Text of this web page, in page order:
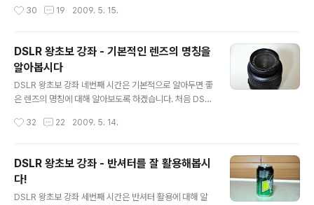
스피드가 빠르고 느리면 어떤 차이가? 아래 사진 시계의 초
요, 조리개한 한마디로 렌즈에서 빛의 양을 조절해 주는 것
하는데요, F값이 작으면 조리개가 열려있어 빛을 많이 받을
수 있고, F값이 크면 조리개가 닫혀져서 빛을 적게 받습니
다. 빛을 많이 받을수 있느냐 적게 받을수 있느냐는 셔터스
피드에 당연히 영향을 주겠죠? 2. 셔터스피드와의 관계?
만약 같은 밝기의 사진을 얻으려고 할때, F값이 작으면 빛
값이 크면 빛이 적게 들어오니 셔터를 오래 열었다가 닫아
30 19 2009. 5. 15.
DSLR 왕초보 강좌 - 기본적인 렌즈의 명칭을
알아봅시다
DSLR 왕초보 강좌 네번째 시간은 기본적으로 알아두면 좋
은 렌즈의 명칭에 대해 알아보도록 하겠습니다. 처음 DSL
요, 알고보면 별 거 없습니다..^^; 이 렌즈는 일명 카페렌즈
를 요걸로 사용했습니다..^^: ① 초점조절링 말 그대로 초
점을 맞출때 사용되는 링입니다. DSLR의 보급과 더불어
대부분 오토포커싱을 사용하다보니 거의 사용할 일이 없
죠..^^: ② 거리표시계 초점조절링을 돌리면 같이 돌게 되
32 22 2009. 5. 14.
DSLR 왕초보 강좌 - 반셔터를 잘 활용해봅시
다!
DSLR 왕초보 강좌 세번째 시간은 반셔터 활용에 대해 알